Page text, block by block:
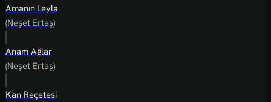
Amanın Leyla
(Neşet Ertaş)
Anam Ağlar
(Neşet Ertaş)
Kan Reçetesi